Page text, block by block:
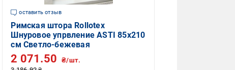
оставить отзыв
Римская штора Rollotex
Шнуровое упрвление ASTI 85x210
см Светло-бежевая
2 071.50 ₴/шт.